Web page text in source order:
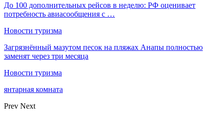
До 100 дополнительных рейсов в неделю: РФ оценивает
потребность авиасообщения с …
Новости туризма
Загрязнённый мазутом песок на пляжах Анапы полностью
заменят через три месяца
Новости туризма
янтарная комната
Prev Next